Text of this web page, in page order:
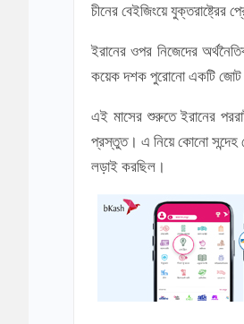
চীনের বেইজিংয়ে যুক্তরাষ্ট্রের
ইরানের ওপর নিজেদের
কয়েক দশক পুরোনো একটি জোট
এই মাসের শুরুতে ইরানের
প্রস্তুত। এ নিয়ে কোনো সন্দেহ
লড়াই করছিল।